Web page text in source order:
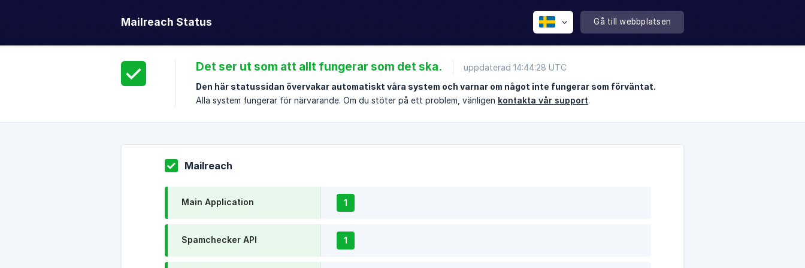
Mailreach Status Gå till webbplatsen
Det ser ut som att allt fungerar som det ska.
uppdaterad 14:44:28 UTC
Den här statussidan övervakar automatiskt våra system och varnar om något inte fungerar som förväntat.
Alla system fungerar för närvarande. Om du stöter på ett problem, vänligen kontakta vår support.
Mailreach
Main Application 1
Spamchecker API 1